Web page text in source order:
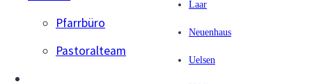
Pfarrbüro
Pastoralteam
Laar
Neuenhaus
Uelsen
Beiträge von Marion
Bleumer